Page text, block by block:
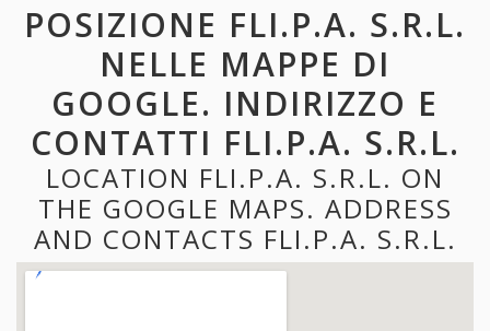
POSIZIONE FLI.P.A. S.R.L.
NELLE MAPPE DI
GOOGLE. INDIRIZZO E
CONTATTI FLI.P.A. S.R.L.
LOCATION FLI.P.A. S.R.L. ON
THE GOOGLE MAPS. ADDRESS
AND CONTACTS FLI.P.A. S.R.L.